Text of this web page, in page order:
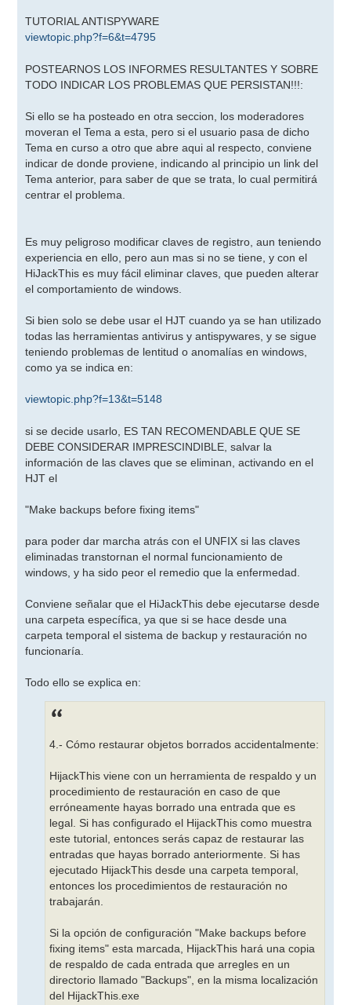
TUTORIAL ANTISPYWARE
viewtopic.php?f=6&t=4795
POSTEARNOS LOS INFORMES RESULTANTES Y SOBRE
TODO INDICAR LOS PROBLEMAS QUE PERSISTAN!!!:
Si ello se ha posteado en otra seccion, los moderadores
moveran el Tema a esta, pero si el usuario pasa de dicho
Tema en curso a otro que abre aqui al respecto, conviene
indicar de donde proviene, indicando al principio un link del
Tema anterior, para saber de que se trata, lo cual permitirá
centrar el problema.
Es muy peligroso modificar claves de registro, aun teniendo
experiencia en ello, pero aun mas si no se tiene, y con el
HiJackThis es muy fácil eliminar claves, que pueden alterar
el comportamiento de windows.
Si bien solo se debe usar el HJT cuando ya se han utilizado
todas las herramientas antivirus y antispywares, y se sigue
teniendo problemas de lentitud o anomalías en windows,
como ya se indica en:
viewtopic.php?f=13&t=5148
si se decide usarlo, ES TAN RECOMENDABLE QUE SE
DEBE CONSIDERAR IMPRESCINDIBLE, salvar la
información de las claves que se eliminan, activando en el
HJT el
"Make backups before fixing items"
para poder dar marcha atrás con el UNFIX si las claves
eliminadas transtornan el normal funcionamiento de
windows, y ha sido peor el remedio que la enfermedad.
Conviene señalar que el HiJackThis debe ejecutarse desde
una carpeta específica, ya que si se hace desde una
carpeta temporal el sistema de backup y restauración no
funcionaría.
Todo ello se explica en:
4.- Cómo restaurar objetos borrados accidentalmente:
HijackThis viene con un herramienta de respaldo y un
procedimiento de restauración en caso de que
erróneamente hayas borrado una entrada que es
legal. Si has configurado el HijackThis como muestra
este tutorial, entonces serás capaz de restaurar las
entradas que hayas borrado anteriormente. Si has
ejecutado HijackThis desde una carpeta temporal,
entonces los procedimientos de restauración no
trabajarán.
Si la opción de configuración "Make backups before
fixing items" esta marcada, HijackThis hará una copia
de respaldo de cada entrada que arregles en un
directorio llamado "Backups", en la misma localización
del HijackThis.exe